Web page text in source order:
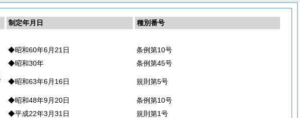
制定年月日
種別番号
◆昭和60年6月21日
条例第10号
◆昭和30年
条例第45号
◆昭和63年6月16日 規則第5号
◆昭和48年9月20日
条例第10号
◆平成22年3月31日 規則第1号